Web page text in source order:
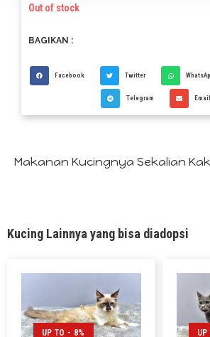
Out of stock
BAGIKAN :
Facebook Twitter
Telegram Email
Makanan Kucingnya Sekalian
Kucing Lainnya yang bisa diadopsi
UP TO - 8%